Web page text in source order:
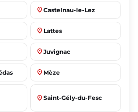
place Castelnau-le-Lez
place Lattes
place Juvignac
place Mèze
place Saint-Gély-du-Fesc